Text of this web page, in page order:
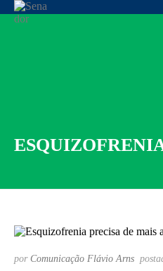
por Comunicação Flávio Arns